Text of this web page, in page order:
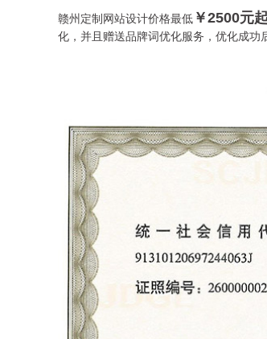
赣州定制网站设计价格最低 ￥2500元起
化，并且赠送品牌词优化服务，优化成功